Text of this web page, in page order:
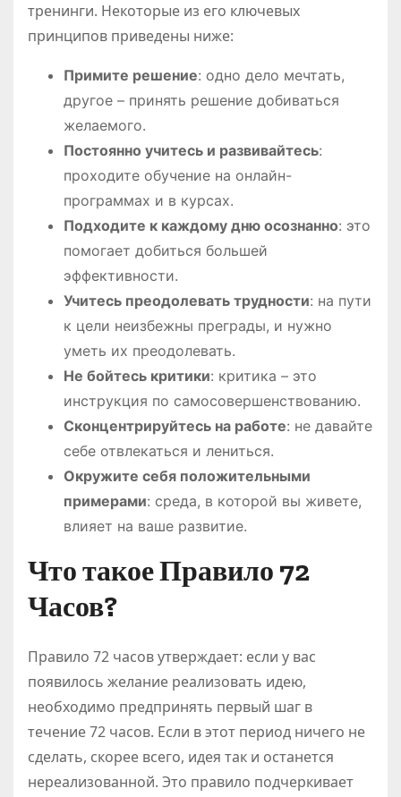
тренинги. Некоторые из его ключевых
принципов приведены ниже:
Примите решение: одно дело мечтать,
другое – принять решение добиваться
желаемого.
Постоянно учитесь и развивайтесь:
проходите обучение на онлайн-
программах и в курсах.
Подходите к каждому дню осознанно: это
помогает добиться большей
эффективности.
Учитесь преодолевать трудности: на пути
к цели неизбежны преграды, и нужно
уметь их преодолевать.
Не бойтесь критики: критика – это
инструкция по самосовершенствованию.
Сконцентрируйтесь на работе: не давайте
себе отвлекаться и лениться.
Окружите себя положительными
примерами: среда, в которой вы живете,
влияет на ваше развитие.
Что такое Правило 72
Часов?
Правило 72 часов утверждает: если у вас
появилось желание реализовать идею,
необходимо предпринять первый шаг в
течение 72 часов. Если в этот период ничего не
сделать, скорее всего, идея так и останется
нереализованной. Это правило подчеркивает